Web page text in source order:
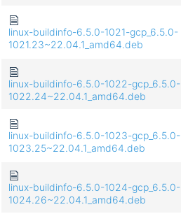
linux-buildinfo-6.5.0-1021-gcp_6.5.0-
1021.23~22.04.1_amd64.deb
linux-buildinfo-6.5.0-1022-gcp_6.5.0-
1022.24~22.04.1_amd64.deb
linux-buildinfo-6.5.0-1023-gcp_6.5.0-
1023.25~22.04.1_amd64.deb
linux-buildinfo-6.5.0-1024-gcp_6.5.0-
1024.26~22.04.1_amd64.deb